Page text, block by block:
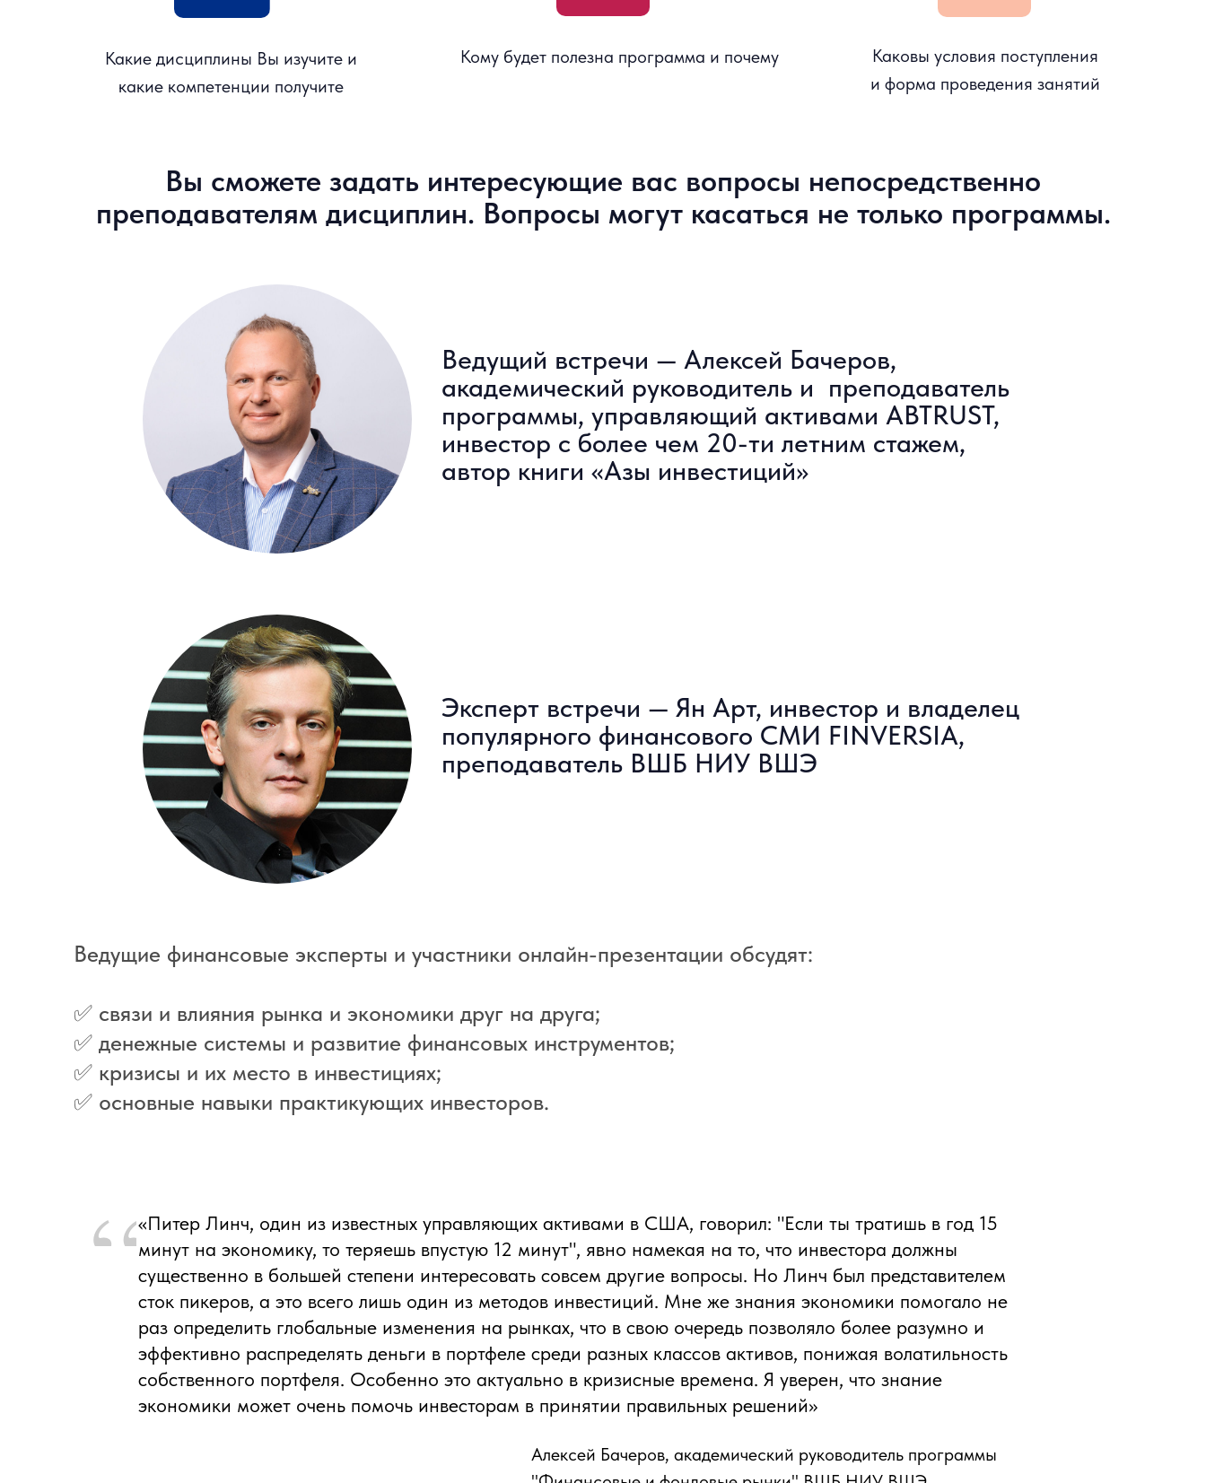
Какие дисциплины Вы изучите и
какие компетенции получите
Кому будет полезна программа и почему
Каковы условия поступления
и форма проведения занятий
Вы сможете задать интересующие вас вопросы непосредственно
преподавателям дисциплин. Вопросы могут касаться не только программы.
Ведущий встречи — Алексей Бачеров,
академический руководитель и преподаватель
программы, управляющий активами ABTRUST,
инвестор с более чем 20-ти летним стажем,
автор книги «Азы инвестиций»
Эксперт встречи — Ян Арт, инвестор и владелец
популярного финансового СМИ FINVERSIA,
преподаватель ВШБ НИУ ВШЭ
Ведущие финансовые эксперты и участники онлайн-презентации обсудят:
✅ связи и влияния рынка и экономики друг на друга;
✅ денежные системы и развитие финансовых инструментов;
✅ кризисы и их место в инвестициях;
✅ основные навыки практикующих инвесторов.
«Питер Линч, один из известных управляющих активами в США, говорил: "Если ты тратишь в год 15
минут на экономику, то теряешь впустую 12 минут", явно намекая на то, что инвестора должны
существенно в большей степени интересовать совсем другие вопросы. Но Линч был представителем
сток пикеров, а это всего лишь один из методов инвестиций. Мне же знания экономики помогало не
раз определить глобальные изменения на рынках, что в свою очередь позволяло более разумно и
эффективно распределять деньги в портфеле среди разных классов активов, понижая волатильность
собственного портфеля. Особенно это актуально в кризисные времена. Я уверен, что знание
экономики может очень помочь инвесторам в принятии правильных решений»
Алексей Бачеров, академический руководитель программы